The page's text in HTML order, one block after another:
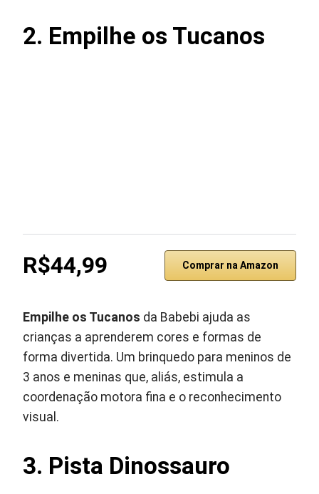
2. Empilhe os Tucanos
R$44,99 Comprar na Amazon
Empilhe os Tucanos da Babebi ajuda as
crianças a aprenderem cores e formas de
forma divertida. Um brinquedo para meninos de
3 anos e meninas que, aliás, estimula a
coordenação motora fina e o reconhecimento
visual.
3. Pista Dinossauro